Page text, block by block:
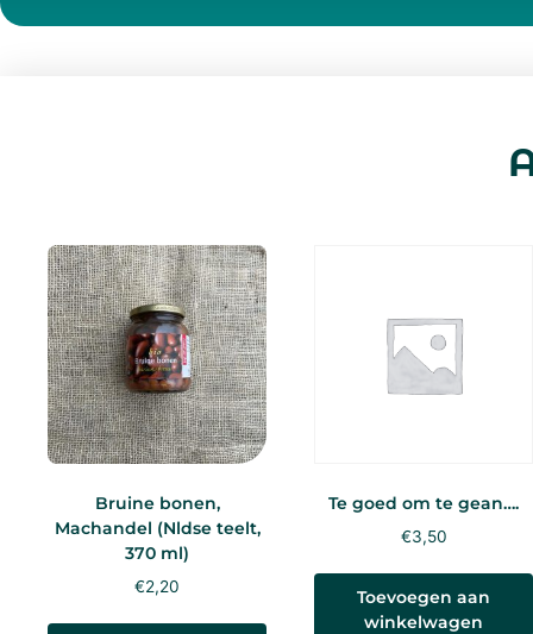
Bruine bonen,
Machandel (Nldse teelt,
370 ml)
€2,20
Te goed om te gean….
€3,50
Toevoegen aan
winkelwagen